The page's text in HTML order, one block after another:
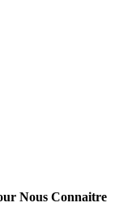
Nous Connaitre